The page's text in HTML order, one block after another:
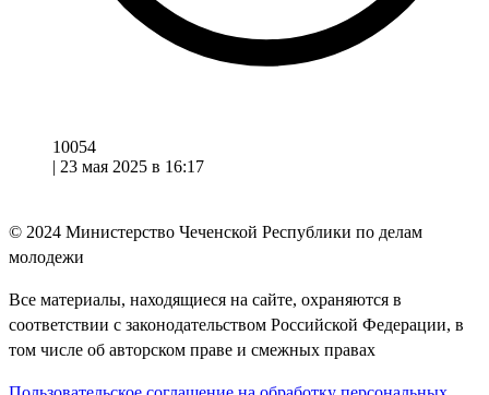
10054
| 23 мая 2025 в 16:17
© 2024 Министерство Чеченской Республики по делам
молодежи
Все материалы, находящиеся на сайте, охраняются в
соответствии с законодательством Российской Федерации, в
том числе об авторском праве и смежных правах